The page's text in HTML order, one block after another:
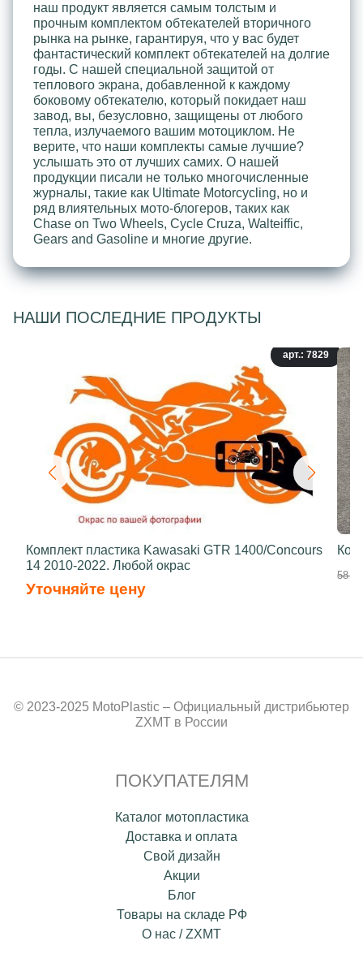
наш продукт является самым толстым и
прочным комплектом обтекателей вторичного
рынка на рынке, гарантируя, что у вас будет
фантастический комплект обтекателей на долгие
годы. С нашей специальной защитой от
теплового экрана, добавленной к каждому
боковому обтекателю, который покидает наш
завод, вы, безусловно, защищены от любого
тепла, излучаемого вашим мотоциклом. Не
верите, что наши комплекты самые лучшие?
услышать это от лучших самих. О нашей
продукции писали не только многочисленные
журналы, такие как Ultimate Motorcycling, но и
ряд влиятельных мото-блогеров, таких как
Chase on Two Wheels, Cycle Cruza, Walteiffic,
Gears and Gasoline и многие другие.
НАШИ ПОСЛЕДНИЕ ПРОДУКТЫ
арт.: 7829
Комплект пластика Kawasaki GTR 1400/Concours
14 2010-2022. Любой окрас
Уточняйте цену
58
© 2023-2025 MotoPlastic – Официальный дистрибьютер
ZXMT в России
ПОКУПАТЕЛЯМ
Каталог мотопластика
Доставка и оплата
Свой дизайн
Акции
Блог
Товары на складе РФ
О нас / ZXMT